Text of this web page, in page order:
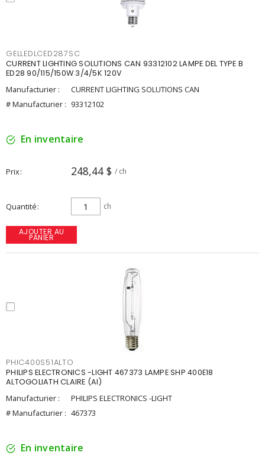
GELLEDLCED287SC
CURRENT LIGHTING SOLUTIONS CAN 93312102 LAMPE DEL TYPE B
ED28 90/115/150W 3/4/5K 120V
Manufacturier :
CURRENT LIGHTING SOLUTIONS CAN
# Manufacturier : 93312102
En inventaire
Prix 248,44 $ / ch
Quantité ch
AJOUTER AU
PANIER
PHIC400S51ALTO
PHILIPS ELECTRONICS -LIGHT 467373 LAMPE SHP 400E18
ALTOGOLIATH CLAIRE (AI)
Manufacturier :
PHILIPS ELECTRONICS -LIGHT
# Manufacturier : 467373
En inventaire